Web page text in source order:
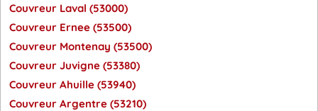
Couvreur Laval (53000)
Couvreur Ernee (53500)
Couvreur Montenay (53500)
Couvreur Juvigne (53380)
Couvreur Ahuille (53940)
Couvreur Argentre (53210)